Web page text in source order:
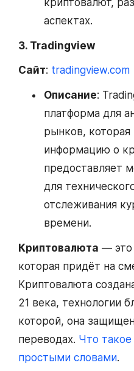
криптовалют,
аспектах.
3. Tradingview
Сайт: tradingview.com
Описание:
платформа для
рынков,
информацию о
предоставляет
для
отслеживания
времени.
Криптовалюта — это
которая придёт на
Криптовалюта
21 века, технологии
которой, она
переводах. Что
простыми словами.